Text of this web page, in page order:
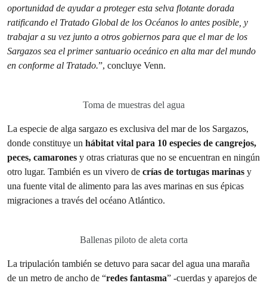
oportunidad de ayudar a proteger esta selva flotante dorada
ratificando el Tratado Global de los Océanos lo antes posible, y
trabajar a su vez junto a otros gobiernos para que el mar de los
Sargazos sea el primer santuario oceánico en alta mar del mundo
en conforme al Tratado.”, concluye Venn.
Toma de muestras del agua
La especie de alga sargazo es exclusiva del mar de los Sargazos,
donde constituye un hábitat vital para 10 especies de cangrejos,
peces, camarones y otras criaturas que no se encuentran en ningún
otro lugar. También es un vivero de crías de tortugas marinas y
una fuente vital de alimento para las aves marinas en sus épicas
migraciones a través del océano Atlántico.
Ballenas piloto de aleta corta
La tripulación también se detuvo para sacar del agua una maraña
de un metro de ancho de “redes fantasma” -cuerdas y aparejos de